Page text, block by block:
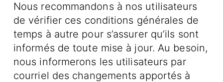
Nous recommandons à nos utilisateurs
de vérifier ces conditions générales de
temps à autre pour s’assurer qu’ils sont
informés de toute mise à jour. Au besoin,
nous informerons les utilisateurs par
courriel des changements apportés à